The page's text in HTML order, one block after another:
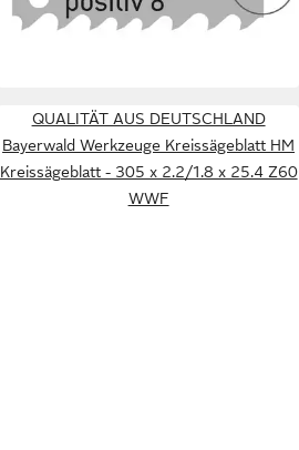
67,45 €
lieferbar - in 3-4 Werktagen bei dir
QUALITÄT AUS DEUTSCHLAND
Bayerwald Werkzeuge Kreissägeblatt HM
Kreissägeblatt - 305 x 2.2/1.8 x 25.4 Z60
WWF